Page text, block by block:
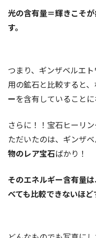
光の含有量＝輝きこそ
す。
つまり、ギンザベルエ
用の鉱石と比較すると、
ーを含有していることに
さらに！！宝石ヒーリ
ただいたのは、ギンザ
物のレア宝石ばかり！
そのエネルギー含有量
べても比較できないほど